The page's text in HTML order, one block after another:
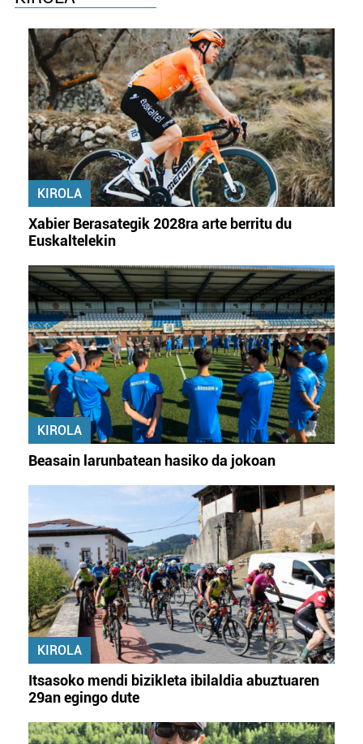
KIROLA
Xabier Berasategik 2028ra arte berritu du
Euskaltelekin
KIROLA
Beasain larunbatean hasiko da jokoan
KIROLA
Itsasoko mendi bizikleta ibilaldia abuztuaren
29an egingo dute